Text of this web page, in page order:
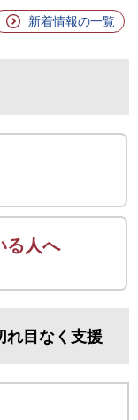
新着情報の一覧
る人へ
れ目なく支援